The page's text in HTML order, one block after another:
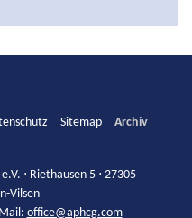
Sitemap Archiv
⋅ Riethausen 5 ⋅ 27305
Vilsen
office@aphcg.com